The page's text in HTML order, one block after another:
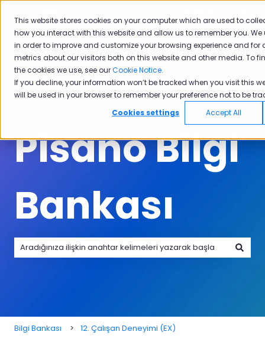
This website stores cookies on your computer which are used to
how you interact with this website and allow us to remember you.
in order to improve and customize your browsing experience and
metrics about our visitors both on this website and other media. To
the cookies we use, see ourCookie Notice.
If you decline, your information won’t be tracked when you visit this
will be used in your browser to remember your preference not to be
Cookies settings
Accept All
Ürünler
Ürünler için alt menüyü göster
Sektörler
Sektörler için alt menüyü göster
Neden
Pisano
Neden Pisano
Pisano Bilgi
Bankası
Bilgi Bankası 12. Çalışan Deneyimi (EX)